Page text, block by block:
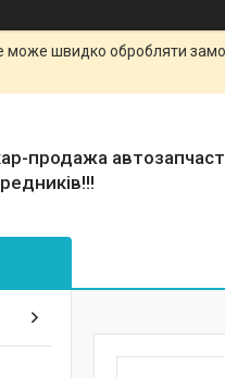
може швидко обробляти
продажа